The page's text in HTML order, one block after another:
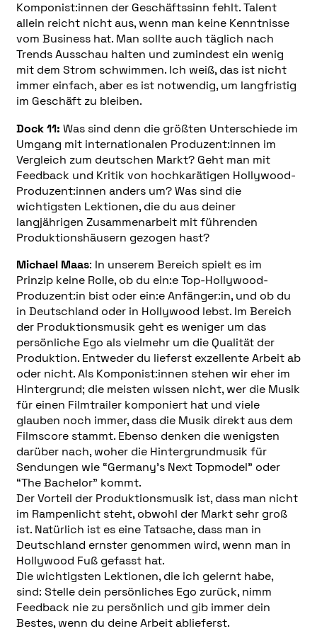
Komponist:innen der Geschäftssinn fehlt. Talent
allein reicht nicht aus, wenn man keine Kenntnisse
vom Business hat. Man sollte auch täglich nach
Trends Ausschau halten und zumindest ein wenig
mit dem Strom schwimmen. Ich weiß, das ist nicht
immer einfach, aber es ist notwendig, um langfristig
im Geschäft zu bleiben.
Dock 11: Was sind denn die größten Unterschiede im
Umgang mit internationalen Produzent:innen im
Vergleich zum deutschen Markt? Geht man mit
Feedback und Kritik von hochkarätigen Hollywood-
Produzent:innen anders um? Was sind die
wichtigsten Lektionen, die du aus deiner
langjährigen Zusammenarbeit mit führenden
Produktionshäusern gezogen hast?
Michael Maas: In unserem Bereich spielt es im
Prinzip keine Rolle, ob du ein:e Top-Hollywood-
Produzent:in bist oder ein:e Anfänger:in, und ob du
in Deutschland oder in Hollywood lebst. Im Bereich
der Produktionsmusik geht es weniger um das
persönliche Ego als vielmehr um die Qualität der
Produktion. Entweder du lieferst exzellente Arbeit ab
oder nicht. Als Komponist:innen stehen wir eher im
Hintergrund; die meisten wissen nicht, wer die Musik
für einen Filmtrailer komponiert hat und viele
glauben noch immer, dass die Musik direkt aus dem
Filmscore stammt. Ebenso denken die wenigsten
darüber nach, woher die Hintergrundmusik für
Sendungen wie “Germany’s Next Topmodel” oder
“The Bachelor” kommt.
Der Vorteil der Produktionsmusik ist, dass man nicht
im Rampenlicht steht, obwohl der Markt sehr groß
ist. Natürlich ist es eine Tatsache, dass man in
Deutschland ernster genommen wird, wenn man in
Hollywood Fuß gefasst hat.
Die wichtigsten Lektionen, die ich gelernt habe,
sind: Stelle dein persönliches Ego zurück, nimm
Feedback nie zu persönlich und gib immer dein
Bestes, wenn du deine Arbeit ablieferst.